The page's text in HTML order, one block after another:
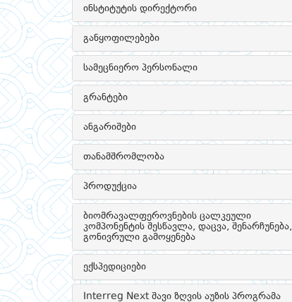
ინსტიტუტის დირექტორი
განყოფილებები
სამეცნიერო პერსონალი
გრანტები
ანგარიშები
თანამშრომლობა
პროდუქცია
ბიომრავალფეროვნების ცალკეული
კომპონენტის შესწავლა, დაცვა, შენარჩუნება,
გონივრული გამოყენება
ექსპედიციები
Interreg Next შავი ზღვის აუზის პროგრამა